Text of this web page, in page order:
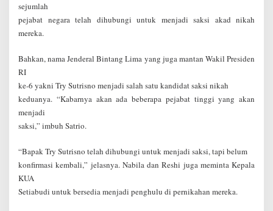
sejumlah
pejabat negara telah dihubungi untuk menjadi saksi akad nikah
mereka.
Bahkan, nama Jenderal Bintang Lima yang juga mantan Wakil Presiden
RI
ke-6 yakni Try Sutrisno menjadi salah satu kandidat saksi nikah
keduanya. “Kabarnya akan ada beberapa pejabat tinggi yang akan
menjadi
saksi,” imbuh Satrio.
“Bapak Try Sutrisno telah dihubungi untuk menjadi saksi, tapi belum
konfirmasi kembali,” jelasnya. Nabila dan Reshi juga meminta Kepala
KUA
Setiabudi untuk bersedia menjadi penghulu di pernikahan mereka.